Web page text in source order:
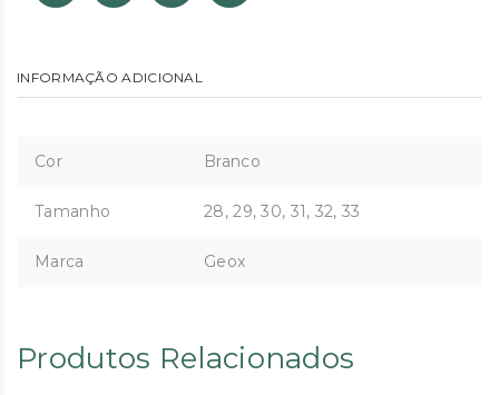
INFORMAÇÃO ADICIONAL
Cor Branco
Tamanho 28, 29, 30, 31, 32, 33
Marca Geox
Produtos Relacionados